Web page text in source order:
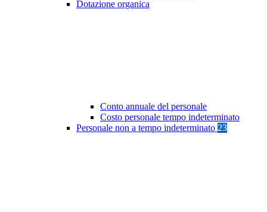
Dotazione organica
Conto annuale del personale
Costo personale tempo indeterminato
Personale non a tempo indeterminato 23